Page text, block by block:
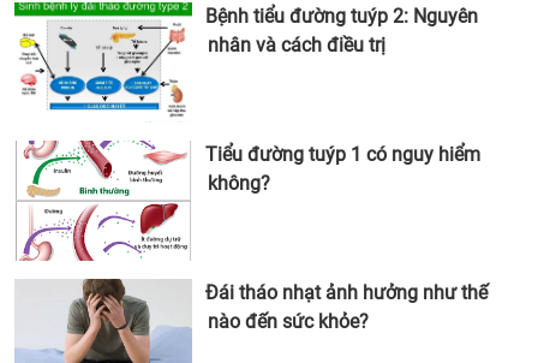
Bệnh tiểu đường tuýp 2: Nguyên
nhân và cách điều trị
Tiểu đường tuýp 1 có nguy hiểm
không?
Đái tháo nhạt ảnh hưởng như thế
nào đến sức khỏe?